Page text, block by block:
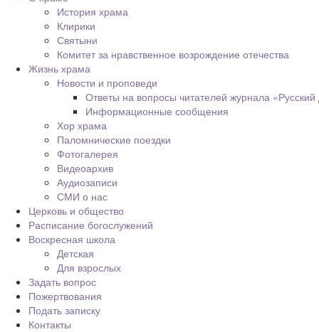
История храма
Клирики
Святыни
Комитет за нравственное возрождение отечества
Жизнь храма
Новости и проповеди
Ответы на вопросы читателей журнала
Информационные сообщения
Хор храма
Паломнические поездки
Фотогалерея
Видеоархив
Аудиозаписи
СМИ о нас
Церковь и общество
Расписание богослужений
Воскресная школа
Детская
Для взрослых
Задать вопрос
Пожертвования
Подать записку
Контакты